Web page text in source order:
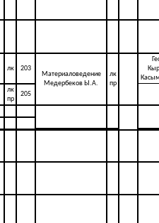
лк 203
Материаловедение
Медербеков Ы.А.
лк
пр
лк
пр
205